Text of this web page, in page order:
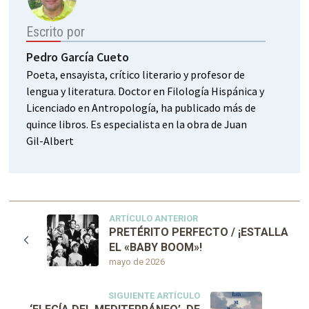
Escrito por
Pedro García Cueto
Poeta, ensayista, crítico literario y profesor de
lengua y literatura. Doctor en Filología Hispánica y
Licenciado en Antropología, ha publicado más de
quince libros. Es especialista en la obra de Juan
Gil-Albert
ARTÍCULO ANTERIOR
mayo de 2026
PRETÉRITO PERFECTO / ¡ESTALLA
EL «BABY BOOM»!
SIGUIENTE ARTÍCULO